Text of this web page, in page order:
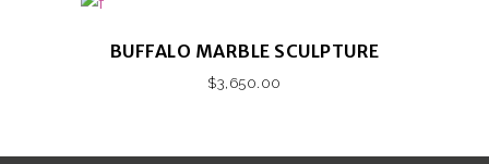
BUFFALO MARBLE SCULPTURE
$3,650.00